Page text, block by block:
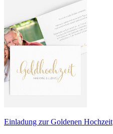
Einladung zur Goldenen Hochzeit